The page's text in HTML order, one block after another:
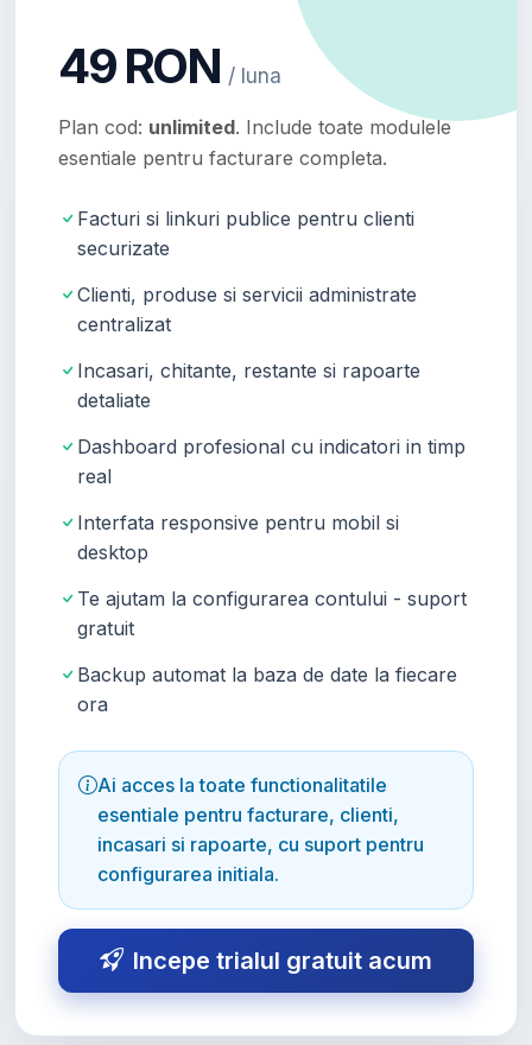
49 RON / luna
Plan cod: unlimited. Include toate modulele
esentiale pentru facturare completa.
Facturi si linkuri publice pentru clienti
securizate
Clienti, produse si servicii administrate
centralizat
Incasari, chitante, restante si rapoarte
detaliate
Dashboard profesional cu indicatori in timp
real
Interfata responsive pentru mobil si
desktop
Te ajutam la configurarea contului - suport
gratuit
Backup automat la baza de date la fiecare
ora
Ai acces la toate functionalitatile
esentiale pentru facturare, clienti,
incasari si rapoarte, cu suport pentru
configurarea initiala.
Incepe trialul gratuit acum